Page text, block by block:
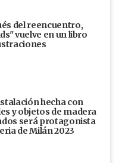
del reencuentro,
vuelve en un libro
hecha con
y objetos de madera
será protagonista
de Milán 2023